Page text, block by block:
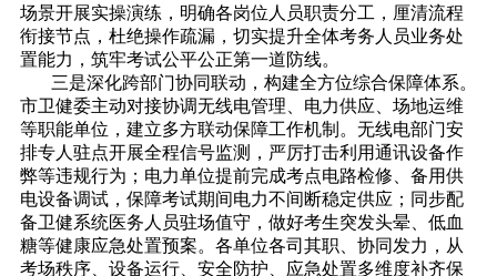
场景开展实操演练，明确各岗位人员职责分工，厘清流程
衔接节点，杜绝操作疏漏，切实提升全体考务人员业务处
置能力，筑牢考试公平公正第一道防线。
三是深化跨部门协同联动，构建全方位综合保障体系。
市卫健委主动对接协调无线电管理、电力供应、场地运维
等职能单位，建立多方联动保障工作机制。无线电部门安
排专人驻点开展全程信号监测，严厉打击利用通讯设备作
弊等违规行为；电力单位提前完成考点电路检修、备用供
电设备调试，保障考试期间电力不间断稳定供应；同步配
备卫健系统医务人员驻场值守，做好考生突发头晕、低血
糖等健康应急处置预案。各单位各司其职、协同发力，从
考场秩序、设备运行、安全防护、应急处置多维度补齐保